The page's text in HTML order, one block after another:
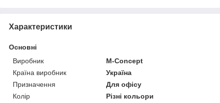
Характеристики
Основні
Виробник
M-Concept
Країна виробник
Україна
Призначення
Для офісу
Колір
Різні кольори